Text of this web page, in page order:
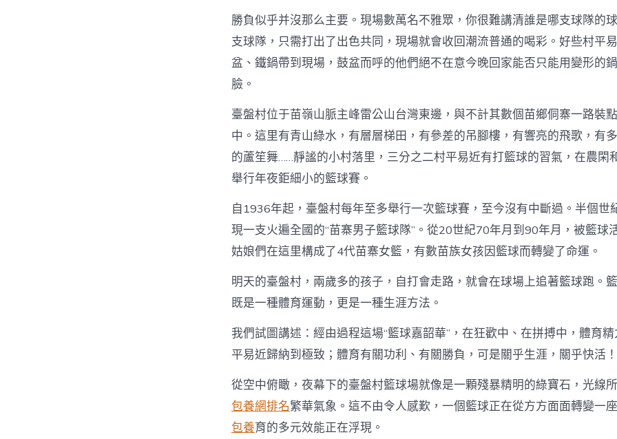
勝負似乎并沒那么主要。現場數萬名不雅眾，你很難講清誰是哪支球隊的
支球隊，只需打出了出色共同，現場就會收回潮流普通的喝彩。好些村平
盆、鐵鍋帶到現場，鼓盆而呼的他們絕不在意今晚回家能否只能用變形的
臉。
臺盤村位于苗嶺山脈主峰雷公山台灣東邊，與不計其數個苗鄉侗寨一路裝
中。這里有青山綠水，有層層梯田，有參差的吊腳樓，有響亮的飛歌，有
的蘆笙舞……靜謐的小村落里，三分之二村平易近有打籃球的習氣，在農閑
舉行年夜鉅細小的籃球賽。
自1936年起，臺盤村每年至多舉行一次籃球賽，至今沒有中斷過。半個世
現一支火遍全國的“苗寨男子籃球隊”。從20世紀70年月到90年月，被籃球
姑娘們在這里構成了4代苗寨女籃，有數苗族女孩因籃球而轉變了命運。
明天的臺盤村，兩歲多的孩子，自打會走路，就會在球場上追著籃球跑。
既是一種體育運動，更是一種生涯方法。
我們試圖講述：經由過程這場“籃球嘉韶華”，在狂歡中、在拼搏中，體育
平易近歸納到極致；體育有關功利、有關勝負，可是關乎生涯，關乎快活！
從空中俯瞰，夜幕下的臺盤村籃球場就像是一顆殘暴精明的綠寶石，光線
包養網排名繁華氣象。這不由令人感歎，一個籃球正在從方方面面轉變一
包養育的多元效能正在浮現。